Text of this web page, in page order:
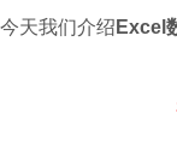
天我们介绍 Excel